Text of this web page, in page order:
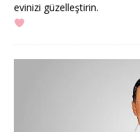
evinizi güzelleştirin.